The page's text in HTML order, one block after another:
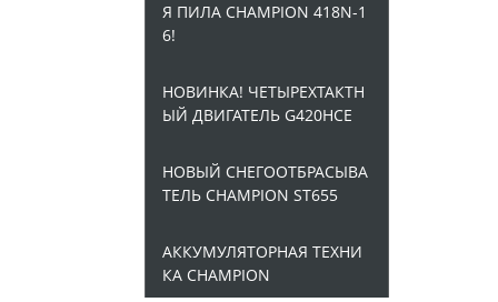
Я ПИЛА CHAMPION 418N-1
6!
НОВИНКА! ЧЕТЫРЕХТАКТН
ЫЙ ДВИГАТЕЛЬ G420HCE
НОВЫЙ СНЕГООТБРАСЫВА
ТЕЛЬ CHAMPION ST655
АККУМУЛЯТОРНАЯ ТЕХНИ
КА CHAMPION